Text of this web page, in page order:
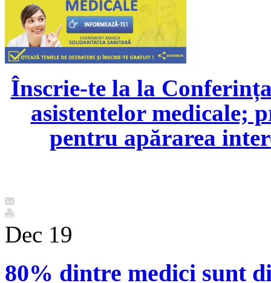
Înscrie-te la la
asistentelor medicale;
pentru apărarea
Dec 19
80% dintre medici sunt